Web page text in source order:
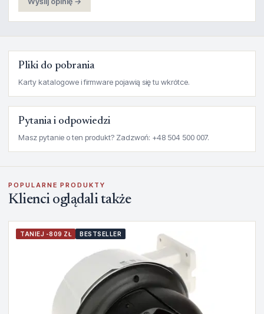
Pliki do pobrania
Karty katalogowe i firmware pojawią się tu wkrótce.
Pytania i odpowiedzi
Masz pytanie o ten produkt? Zadzwoń: +48 504 500 007.
POPULARNE PRODUKTY
Klienci oglądali także
TANIEJ -809 ZŁ BESTSELLER